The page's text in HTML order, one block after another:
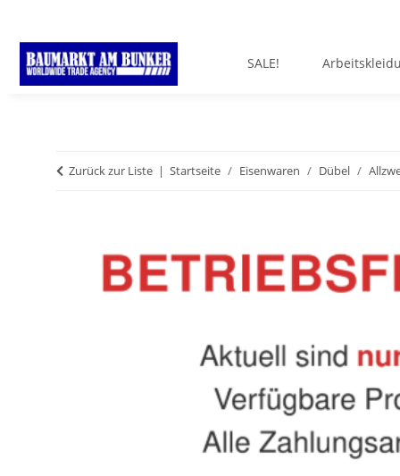
SALE!
Zurück zur Liste Startseite Eisenwaren Dübel